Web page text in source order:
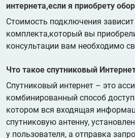
интернета,если я приобрету
Стоимость подключения
комплекта,который вы
консультации вам необходимо
Что такое спутниковый
Спутниковый интернет – это
комбинированный способ
котором вся входящая
спутниковую антенну,
у пользователя, а отправка